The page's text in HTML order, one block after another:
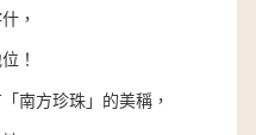
，
！
南方珍珠」的美稱，